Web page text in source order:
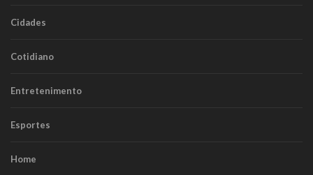
Cidades
Cotidiano
Entretenimento
Esportes
Home